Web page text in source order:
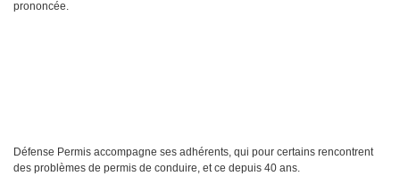
prononcée.
Défense Permis accompagne ses adhérents, qui pour certains rencontrent
des problèmes de permis de conduire, et ce depuis 40 ans.